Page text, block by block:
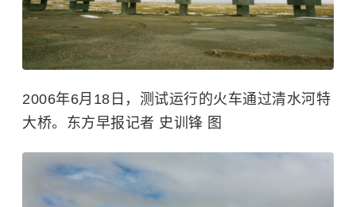
2006年6月18日，测试运行的火车通过清水河特
大桥。东方早报记者 史训锋 图